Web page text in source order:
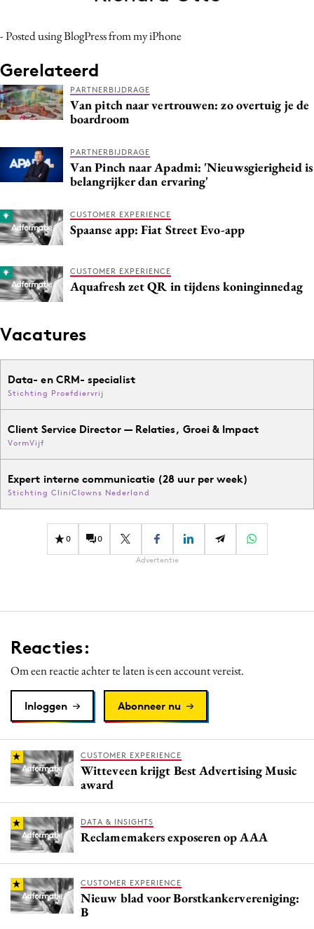
Campagnes
Contentmarketing
Craft
Customer Experience
Design
Digital transformation
Effectiviteit
Gedragsverandering
Influencer marketing
Interne communicatie
Media
Programmatic
Purpose Marketing
Reputatie & crisis
- Posted using BlogPress from my iPhone
Gerelateerd
PARTNERBIJDRAGE
Van pitch naar vertrouwen: zo overtuig je de
boardroom
PARTNERBIJDRAGE
Van Pinch naar Apadmi: 'Nieuwsgierigheid is
belangrijker dan ervaring'
CUSTOMER EXPERIENCE
Spaanse app: Fiat Street Evo-app
CUSTOMER EXPERIENCE
Aquafresh zet QR in tijdens koninginnedag
Vacatures
Data- en CRM- specialist
Stichting Proefdiervrij
Client Service Director — Relaties, Groei & Impact
VormVijf
Expert interne communicatie (28 uur per week)
Stichting CliniClowns Nederland
0 0
Advertentie
Reacties:
Om een reactie achter te laten is een account vereist.
Inloggen Abonneer nu
CUSTOMER EXPERIENCE
Witteveen krijgt Best Advertising Music
award
DATA & INSIGHTS
Reclamemakers exposeren op AAA
CUSTOMER EXPERIENCE
Nieuw blad voor Borstkankervereniging:
B